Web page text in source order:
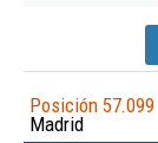
Posición 57.099
Madrid